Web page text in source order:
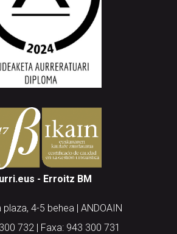
- Erroitz BM
plaza, 4-5 behea | ANDOAIN
732 | Faxa: 943 300 731